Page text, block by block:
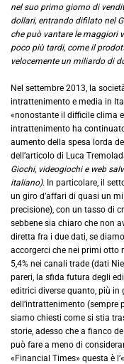
nel suo primo giorno di
dollari, entrando difilato nel
che può vantare le maggiori
poco più tardi, come il
velocemente un miliardo di
Nel settembre 2013, la
intrattenimento e media in
«nonostante il difficile clima
intrattenimento ha
aumento della spesa lorda
dell’articolo di Luca
Giochi, videogiochi e web
italiano). In particolare, il
un giro d’affari di quasi un
precisione), con un tasso di
sebbene sia chiaro che non
diretta fra i due dati, se
accorgerci che nei primi otto
5,4% nei canali trade (dati
pareri, la sfida futura degli
editrici diverse quanto, più in
dell’intrattenimento (sempre
siamo chiesti come si stia
storie, adesso che a fianco
può fare a meno di
«Financial Times» questa è